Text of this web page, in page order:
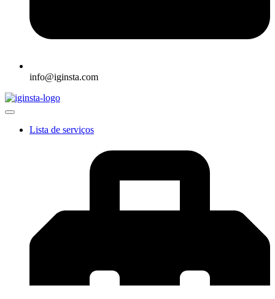
info@iginsta.com
Lista de serviços